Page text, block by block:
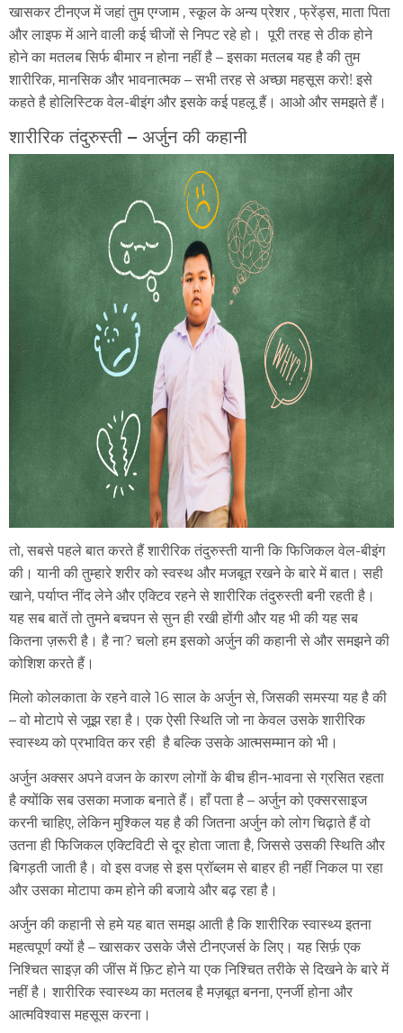
खासकर टीनएज में जहां तुम एग्जाम , स्कूल के अन्य प्रेशर , फ्रेंड्स, माता पिता
और लाइफ में आने वाली कई चीजों से निपट रहे हो। पूरी तरह से ठीक होने
होने का मतलब सिर्फ बीमार न होना नहीं है – इसका मतलब यह है की तुम
शारीरिक, मानसिक और भावनात्मक – सभी तरह से अच्छा महसूस करो! इसे
कहते है होलिस्टिक वेल-बीइंग और इसके कई पहलू हैं। आओ और समझते हैं।
शारीरिक तंदुरुस्ती – अर्जुन की कहानी
तो, सबसे पहले बात करते हैं शारीरिक तंदुरुस्ती यानी कि फिजिकल वेल-बीइंग
की। यानी की तुम्हारे शरीर को स्वस्थ और मजबूत रखने के बारे में बात। सही
खाने, पर्याप्त नींद लेने और एक्टिव रहने से शारीरिक तंदुरुस्ती बनी रहती है।
यह सब बातें तो तुमने बचपन से सुन ही रखी होंगी और यह भी की यह सब
कितना ज़रूरी है। है ना? चलो हम इसको अर्जुन की कहानी से और समझने की
कोशिश करते हैं।
मिलो कोलकाता के रहने वाले 16 साल के अर्जुन से, जिसकी समस्या यह है की
– वो मोटापे से जूझ रहा है। एक ऐसी स्थिति जो ना केवल उसके शारीरिक
स्वास्थ्य को प्रभावित कर रही है बल्कि उसके आत्मसम्मान को भी।
अर्जुन अक्सर अपने वजन के कारण लोगों के बीच हीन-भावना से ग्रसित रहता
है क्योंकि सब उसका मजाक बनाते हैं। हाँ पता है – अर्जुन को एक्सरसाइज
करनी चाहिए, लेकिन मुश्किल यह है की जितना अर्जुन को लोग चिढ़ाते हैं वो
उतना ही फिजिकल एक्टिविटी से दूर होता जाता है, जिससे उसकी स्थिति और
बिगड़ती जाती है। वो इस वजह से इस प्रॉब्लम से बाहर ही नहीं निकल पा रहा
और उसका मोटापा कम होने की बजाये और बढ़ रहा है।
अर्जुन की कहानी से हमे यह बात समझ आती है कि शारीरिक स्वास्थ्य इतना
महत्वपूर्ण क्यों है – खासकर उसके जैसे टीनएजर्स के लिए। यह सिर्फ़ एक
निश्चित साइज़ की जींस में फ़िट होने या एक निश्चित तरीके से दिखने के बारे में
नहीं है। शारीरिक स्वास्थ्य का मतलब है मज़बूत बनना, एनर्जी होना और
आत्मविश्वास महसूस करना।